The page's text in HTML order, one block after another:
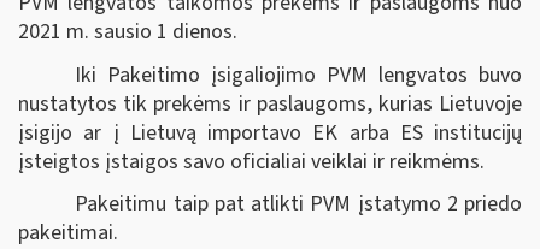
2021 m. sausio 1 dienos.
Iki Pakeitimo įsigaliojimo PVM lengvatos buvo
nustatytos tik prekėms ir paslaugoms, kurias Lietuvoje
įsigijo ar į Lietuvą importavo EK arba ES institucijų
įsteigtos įstaigos savo oficialiai veiklai ir reikmėms.
Pakeitimu taip pat atlikti PVM įstatymo 2 priedo
pakeitimai.